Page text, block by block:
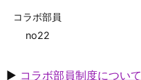
コラボ部員
no22
▶ コラボ部員制度について